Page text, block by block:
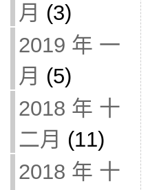
月 (3)
2019 年 一
月 (5)
2018 年 十
二月 (11)
2018 年 十